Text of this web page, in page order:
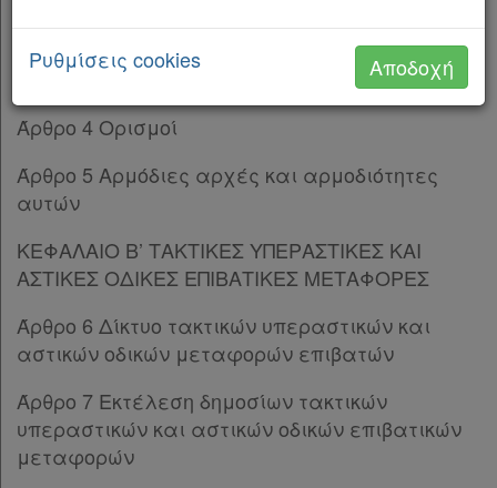
Παρ.6
Παρ.8
Παρ.1
Παρ.4
Παρ.5
Παρ.6
Παρ.7
Άρθρο 11
Παρ.1
Παρ.2
Παρ.3
Άρθρο 2 Αντικείμενο
Άρθρο 3 Πεδίο εφαρμογής
Άρθρο 4 Ορισμοί
Άρθρο 5 Αρμόδιες αρχές και αρμοδιότητες
αυτών
ΚΕΦΑΛΑΙΟ Β’ ΤΑΚΤΙΚΕΣ ΥΠΕΡΑΣΤΙΚΕΣ ΚΑΙ
ΑΣΤΙΚΕΣ ΟΔΙΚΕΣ ΕΠΙΒΑΤΙΚΕΣ ΜΕΤΑΦΟΡΕΣ
Άρθρο 6 Δίκτυο τακτικών υπεραστικών και
αστικών οδικών μεταφορών επιβατών
Άρθρο 7 Εκτέλεση δημοσίων τακτικών
υπεραστικών και αστικών οδικών επιβατικών
μεταφορών
Ρυθμίσεις cookies Αποδοχή